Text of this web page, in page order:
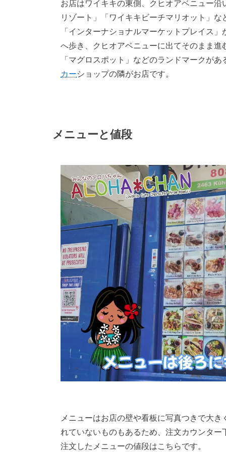
お店はワイキキの東側、クヒオアベニュー
リゾート」「ワイキキビーチマリオット」な
「インターナショナルマーケットプレイス
へ歩き、クヒオアベニューに出てそのまま
「マグロスポット」などのランドマークが
カーショップの隣がお店です。
メニューと値段
メニューはお店の壁や看板に写真つきで大
れていないものもあるため、注文カウンタ
注文したメニューの値段はこちらです。